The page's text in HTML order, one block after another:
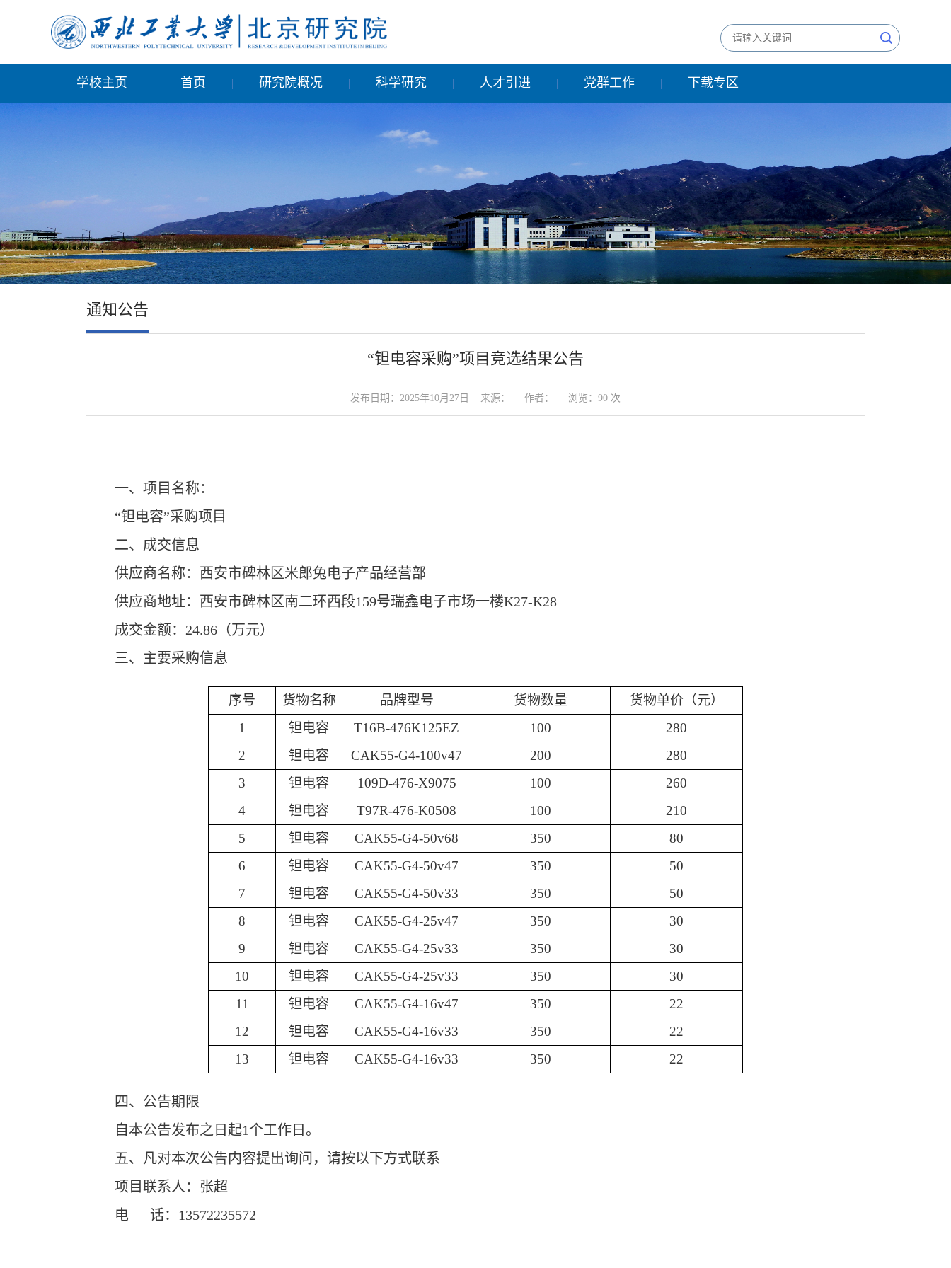
学校主页 | 首页 | 研究院概况 | 科学研究 | 人才引进 | 党群工作 | 下载专区
通知公告
“钽电容采购”项目竞选结果公告
发布日期：2025年10月27日 来源： 作者： 浏览： 90 次
一、项目名称：
“钽电容”采购项目
二、成交信息
供应商名称： 西安市碑林区米郎兔电子产品经营部
供应商地址： 西安市碑林区南二环西段159号瑞鑫电子市场一楼K27-K28
成交金额： 24.86 （万元）
三、主要采购信息
序号 货物名称 品牌型号 货物数量
货物单价（元）
1
钽电容 T16B-476K125EZ 100
280
2
钽电容 CAK55-G4-100v47 200
280
3
钽电容 109D-476-X9075 100
260
4
钽电容 T97R-476-K0508 100
210
5
钽电容 CAK55-G4-50v68 350
80
6
钽电容 CAK55-G4-50v47 350
50
7
钽电容 CAK55-G4-50v33 350
50
8
钽电容 CAK55-G4-25v47 350
30
9
钽电容 CAK55-G4-25v33 350
30
10
钽电容 CAK55-G4-25v33 350
30
11
钽电容 CAK55-G4-16v47 350
22
12
钽电容 CAK55-G4-16v33 350
22
13
钽电容 CAK55-G4-16v33 350 22
四、公告期限
自本公告发布之日起1个工作日。
五、凡对本次公告内容提出询问，请按以下方式联系
项目联系人：张超
电
话： 13572235572